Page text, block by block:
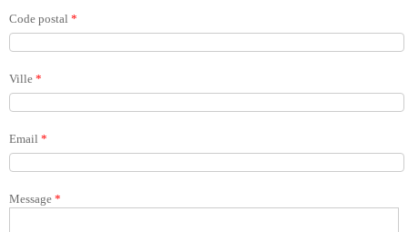
Code postal *
Ville *
Email *
Message *